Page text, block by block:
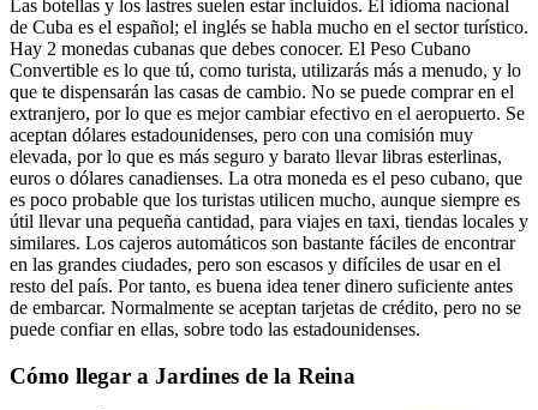
Las botellas y los lastres suelen estar incluidos. El idioma nacional
de Cuba es el español; el inglés se habla mucho en el sector turístico.
Hay 2 monedas cubanas que debes conocer. El Peso Cubano
Convertible es lo que tú, como turista, utilizarás más a menudo, y lo
que te dispensarán las casas de cambio. No se puede comprar en el
extranjero, por lo que es mejor cambiar efectivo en el aeropuerto. Se
aceptan dólares estadounidenses, pero con una comisión muy
elevada, por lo que es más seguro y barato llevar libras esterlinas,
euros o dólares canadienses. La otra moneda es el peso cubano, que
es poco probable que los turistas utilicen mucho, aunque siempre es
útil llevar una pequeña cantidad, para viajes en taxi, tiendas locales y
similares. Los cajeros automáticos son bastante fáciles de encontrar
en las grandes ciudades, pero son escasos y difíciles de usar en el
resto del país. Por tanto, es buena idea tener dinero suficiente antes
de embarcar. Normalmente se aceptan tarjetas de crédito, pero no se
puede confiar en ellas, sobre todo las estadounidenses.
Cómo llegar a Jardines de la Reina